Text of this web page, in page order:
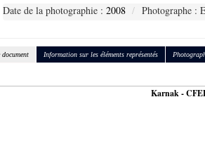
Date de la photographie : 2008 Photographe :
Information sur les éléments représentés